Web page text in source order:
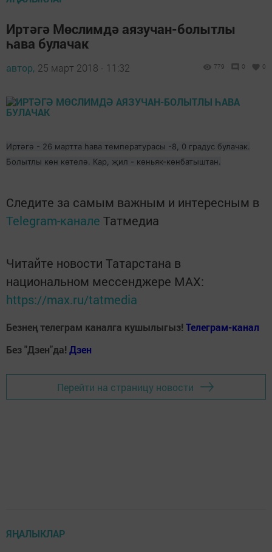
Иртәгә Мөслимдә аязучан-болытлы
һава булачак
автор, 25 март 2018 - 11:32 779 0 0
Иртәгә - 26 мартта һава температурасы -8, 0 градус булачак.
Болытлы көн көтелә. Кар, җил - көньяк-көнбатыштан.
Следите за самым важным и интересным в
Telegram-канале Татмедиа
Читайте новости Татарстана в
национальном мессенджере MАХ:
https://max.ru/tatmedia
Безнең телеграм каналга кушылыгыз! Телеграм-канал
Без "Дзен"да! Дзен
Перейти на страницу новости
ЯҢАЛЫКЛАР